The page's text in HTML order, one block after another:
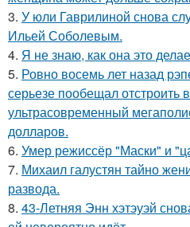
3. У юли Гаврилиной снова
Ильей Соболевым.
4. Я не знаю, как она это
5. Ровно восемь лет назад
серьезе пообещал отстроить
ультрасовременный
долларов.
6. Умер режиссёр "Маски" и
7. Михаил галустян тайно
развода.
8. 43-Летняя Энн хэтэуэй